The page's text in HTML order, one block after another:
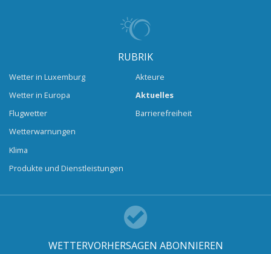
RUBRIK
Wetter in Luxemburg
Wetter in Europa
Flugwetter
Wetterwarnungen
Klima
Produkte und Dienstleistungen
Akteure
Aktuelles
Barrierefreiheit
WETTERVORHERSAGEN ABONNIEREN